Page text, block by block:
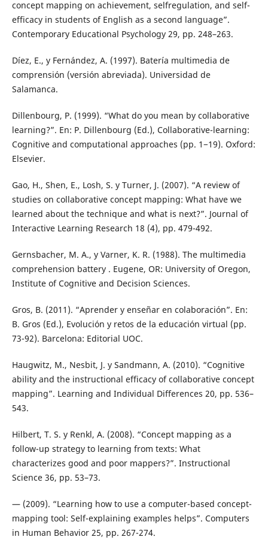
concept mapping on achievement, selfregulation, and self-
efficacy in students of English as a second language”.
Contemporary Educational Psychology 29, pp. 248–263.
Díez, E., y Fernández, A. (1997). Batería multimedia de
comprensión (versión abreviada). Universidad de
Salamanca.
Dillenbourg, P. (1999). “What do you mean by collaborative
learning?”. En: P. Dillenbourg (Ed.), Collaborative-learning:
Cognitive and computational approaches (pp. 1−19). Oxford:
Elsevier.
Gao, H., Shen, E., Losh, S. y Turner, J. (2007). “A review of
studies on collaborative concept mapping: What have we
learned about the technique and what is next?”. Journal of
Interactive Learning Research 18 (4), pp. 479-492.
Gernsbacher, M. A., y Varner, K. R. (1988). The multimedia
comprehension battery . Eugene, OR: University of Oregon,
Institute of Cognitive and Decision Sciences.
Gros, B. (2011). “Aprender y enseñar en colaboración”. En:
B. Gros (Ed.), Evolución y retos de la educación virtual (pp.
73-92). Barcelona: Editorial UOC.
Haugwitz, M., Nesbit, J. y Sandmann, A. (2010). “Cognitive
ability and the instructional efficacy of collaborative concept
mapping”. Learning and Individual Differences 20, pp. 536–
543.
Hilbert, T. S. y Renkl, A. (2008). “Concept mapping as a
follow-up strategy to learning from texts: What
characterizes good and poor mappers?”. Instructional
Science 36, pp. 53–73.
— (2009). “Learning how to use a computer-based concept-
mapping tool: Self-explaining examples helps”. Computers
in Human Behavior 25, pp. 267-274.